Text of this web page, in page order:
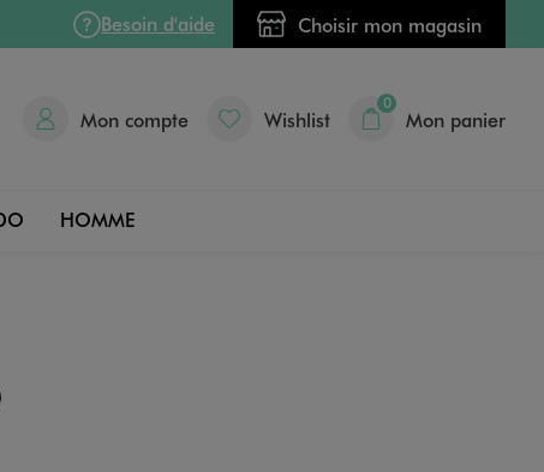
Besoin d'aide Choisir mon magasin
Mon compte Wishlist
0
Mon panier
HOMME